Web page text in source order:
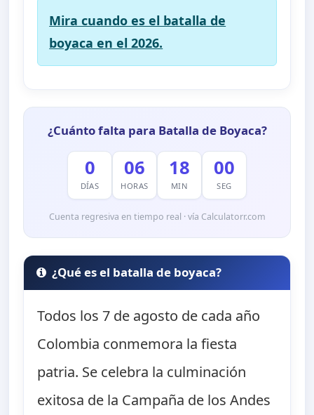
Mira cuando es el batalla de
boyaca en el 2026.
¿Cuánto falta para Batalla de Boyaca?
0
DÍAS
06
HORAS
17
MIN
59
SEG
Cuenta regresiva en tiempo real · vía Calculatorr.com
¿Qué es el batalla de boyaca?
Todos los 7 de agosto de cada año
Colombia conmemora la fiesta
patria. Se celebra la culminación
exitosa de la Campaña de los Andes